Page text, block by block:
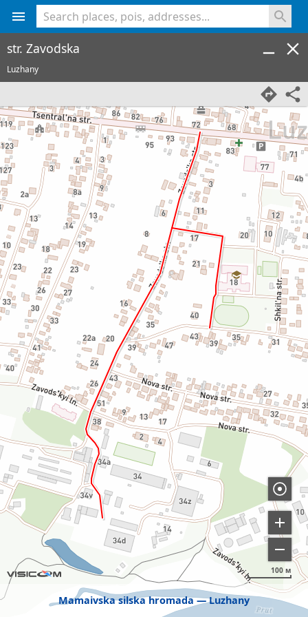
Mamaivska silska hromada Luzhany
100 м
str. Zavodska
Luzhany
<% console.log(hcard) %>